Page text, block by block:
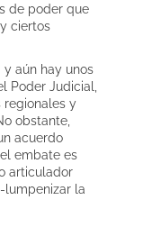
de poder que
ciertos
aún hay unos
Poder Judicial,
regionales y
obstante,
acuerdo
embate es
articulador
lumpenizar la